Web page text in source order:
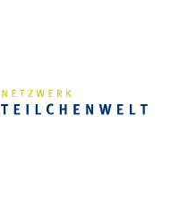
Jugendliche können
Jugendliche erhalten
und analysieren
In Nebelkammern